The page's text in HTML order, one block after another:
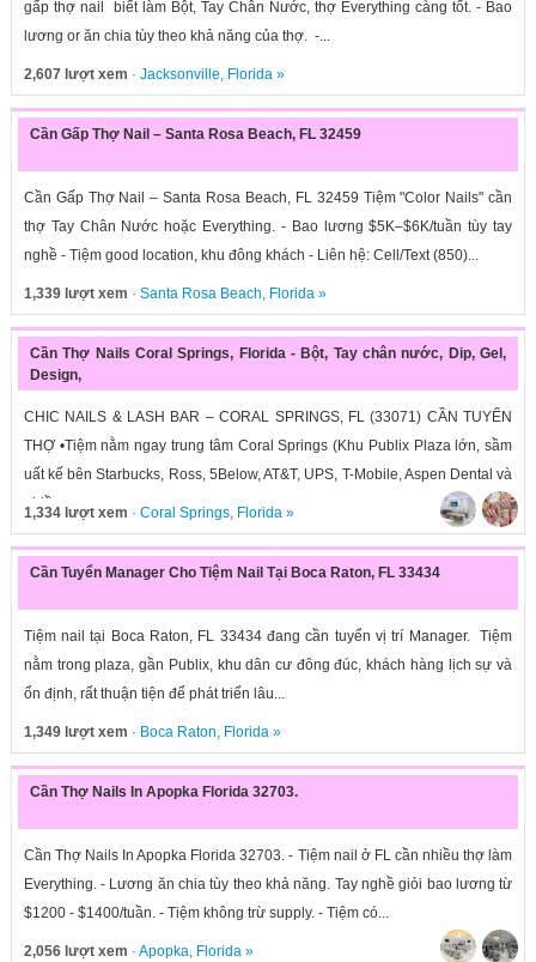
gấp thợ nail biết làm Bột, Tay Chân Nước, thợ Everything càng tốt. - Bao
lương or ăn chia tùy theo khả năng của thợ. -...
2,607 lượt xem · Jacksonville, Florida»
Cần Gấp Thợ Nail – Santa Rosa Beach, FL 32459
Cần Gấp Thợ Nail – Santa Rosa Beach, FL 32459 Tiệm "Color Nails" cần
thợ Tay Chân Nước hoặc Everything. - Bao lương $5K–$6K/tuần tùy tay
nghề - Tiệm good location, khu đông khách - Liên hệ: Cell/Text (850)...
1,339 lượt xem · Santa Rosa Beach, Florida»
Cần Thợ Nails Coral Springs, Florida - Bột, Tay chân nước, Dip, Gel,
Design,
CHIC NAILS & LASH BAR – CORAL SPRINGS, FL (33071) CẦN TUYỂN
THỢ •Tiệm nằm ngay trung tâm Coral Springs (Khu Publix Plaza lớn, sầm
uất kế bên Starbucks, Ross, 5Below, AT&T, UPS, T-Mobile, Aspen Dental và
nhiều...
1,334 lượt xem · Coral Springs, Florida»
Cần Tuyển Manager Cho Tiệm Nail Tại Boca Raton, FL 33434
Tiệm nail tại Boca Raton, FL 33434 đang cần tuyển vị trí Manager. Tiệm
nằm trong plaza, gần Publix, khu dân cư đông đúc, khách hàng lịch sự và
ổn định, rất thuận tiện để phát triển lâu...
1,349 lượt xem · Boca Raton, Florida»
Cần Thợ Nails In Apopka Florida 32703.
Cần Thợ Nails In Apopka Florida 32703. - Tiệm nail ở FL cần nhiều thợ làm
Everything. - Lương ăn chia tùy theo khả năng. Tay nghề giỏi bao lương từ
$1200 - $1400/tuần. - Tiệm không trừ supply. - Tiệm có...
2,056 lượt xem · Apopka, Florida»